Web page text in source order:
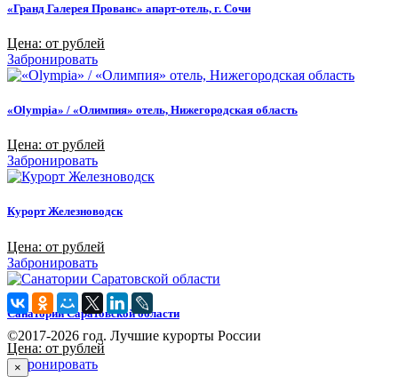
«Гранд Галерея Прованс» апарт-отель, г. Сочи
Цена: от рублей
Забронировать
«Olympia» / «Олимпия» отель, Нижегородская область
Цена: от рублей
Забронировать
Курорт Железноводск
Цена: от рублей
Забронировать
Санатории Саратовской области
Цена: от рублей
Забронировать
©2017-2026 год. Лучшие курорты России
×